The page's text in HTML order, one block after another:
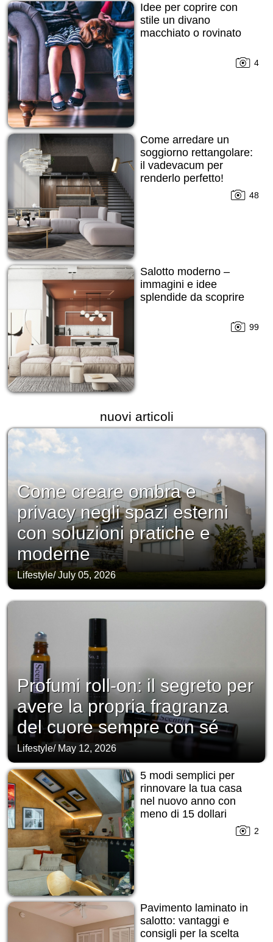
Idee per coprire con
stile un divano
macchiato o rovinato
4
Come arredare un
soggiorno rettangolare:
il vadevacum per
renderlo perfetto!
48
Salotto moderno –
immagini e idee
splendide da scoprire
99
nuovi articoli
Come creare ombra e
privacy negli spazi esterni
con soluzioni pratiche e
moderne
Lifestyle/July 05, 2026
Profumi roll-on: il segreto per
avere la propria fragranza
del cuore sempre con sé
Lifestyle/ May 12, 2026
5 modi semplici per
rinnovare la tua casa
nel nuovo anno con
meno di 15 dollari
2
Pavimento laminato in
salotto: vantaggi e
consigli per la scelta